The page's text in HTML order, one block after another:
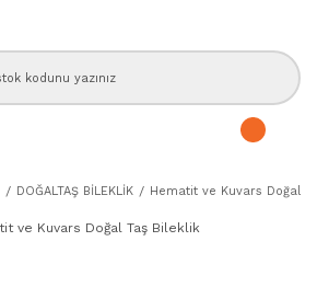
DOĞALTAŞ BİLEKLİK Hematit ve Kuvars Doğal